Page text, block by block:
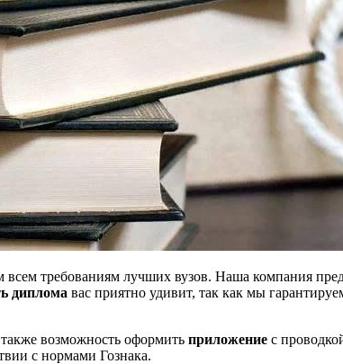
требованиям лучших вузов. Наша компания
диплома вас приятно удивит, так как мы
возможность оформить приложение с
с нормами Гознака.